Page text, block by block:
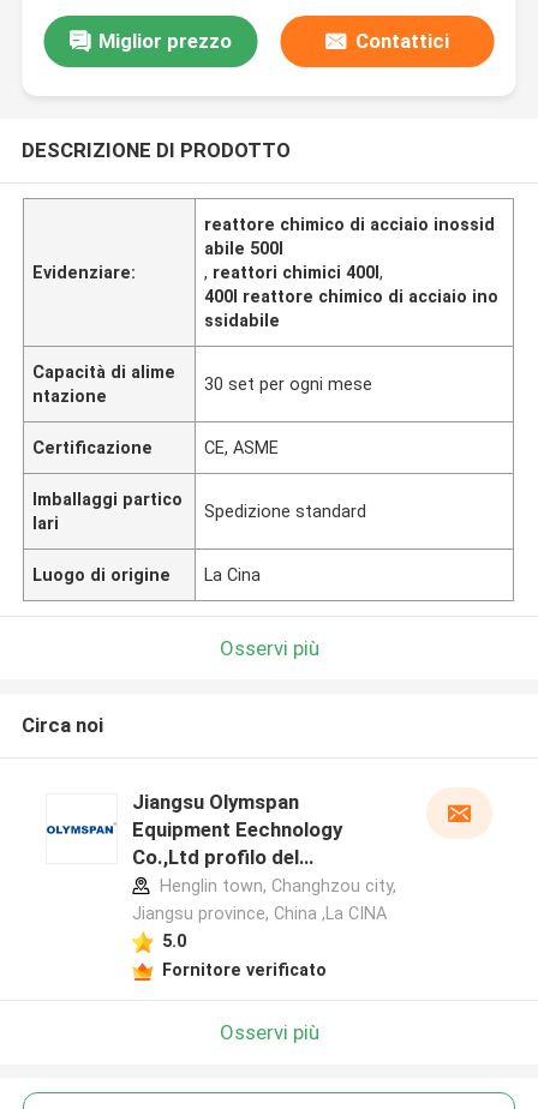
Miglior prezzo Contattici
DESCRIZIONE DI PRODOTTO
Evidenziare:
reattore chimico di acciaio inossid
abile 500l
, reattori chimici 400l,
400l reattore chimico di acciaio ino
ssidabile
Capacità di alime
ntazione
30 set per ogni mese
Certificazione CE, ASME
Imballaggi partico
lari
Spedizione standard
Luogo di origine La Cina
Osservi più
Circa noi
Jiangsu Olymspan
Equipment Eechnology
Co.,Ltd profilo del
produttore
Henglin town, Changhzou city,
Jiangsu province, China ,La CINA
5.0
Fornitore verificato
Osservi più